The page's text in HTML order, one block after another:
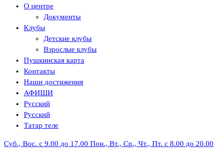
О центре
Документы
Клубы
Детские клубы
Взрослые клубы
Пушкинская карта
Контакты
Наши достижения
АФИШИ
Русский
Русский
Татар теле
Суб., Вос. с 9.00 до 17.00 Пон., Вт., Ср., Чт., Пт. с 8.00 до 20.00